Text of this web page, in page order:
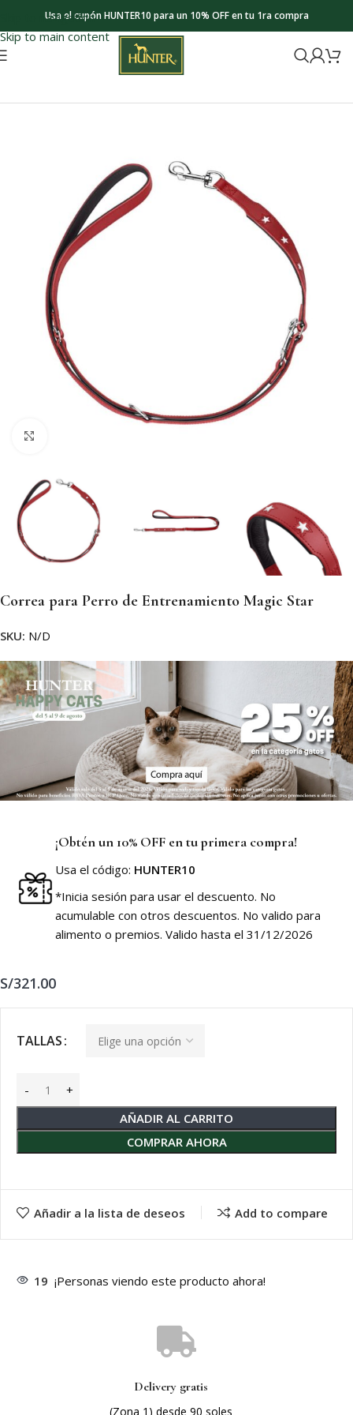
Skip to navigation
Skip to main content
Usa el cupón HUNTER10 para un 10% OFF en tu 1ra compra
Magic Star
Correa para Perro de Entrenamiento Magic Star
SKU: N/D
¡Obtén un 10% OFF en tu primera compra!
Usa el código: HUNTER10
*Inicia sesión para usar el descuento. No
acumulable con otros descuentos. No valido para
alimento o premios. Valido hasta el 31/12/2026
S/321.00
TALLAS
AÑADIR AL CARRITO
COMPRAR AHORA
Añadir a la lista de deseos Add to compare
19 ¡Personas viendo este producto ahora!
Delivery gratis
(Zona 1) desde 90 soles